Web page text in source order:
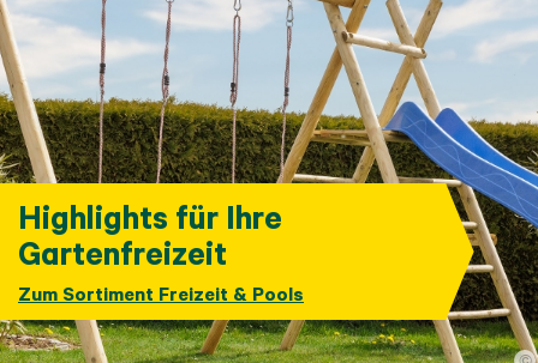
Highlights für Ihre
Gartenfreizeit
Zum Sortiment Freizeit & Pools